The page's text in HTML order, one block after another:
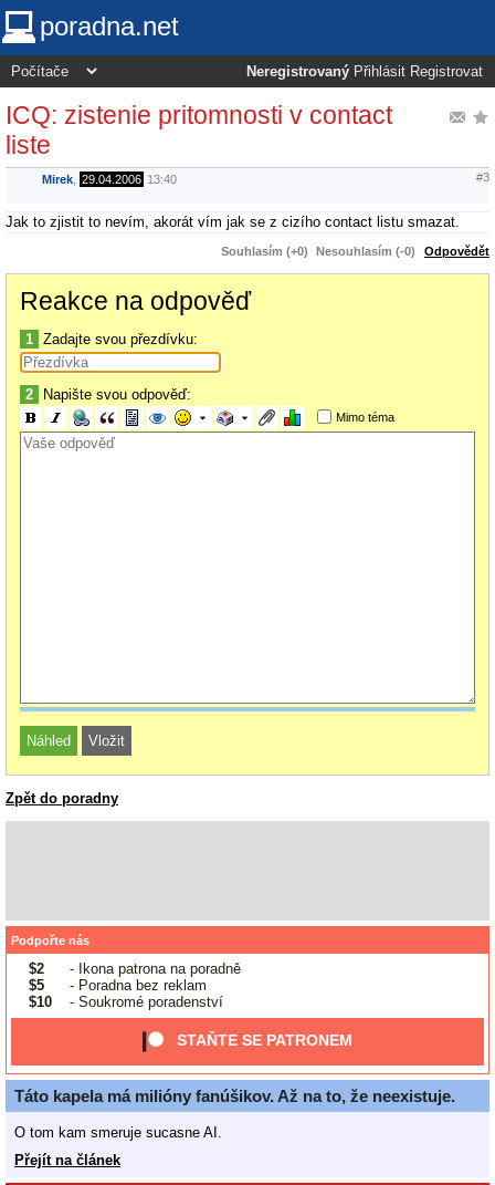
poradna.net
Neregistrovaný Přihlásit Registrovat
ICQ: zistenie pritomnosti v contact
liste
Mirek 29.04.2006 13:40 #3
Jak to zjistit to nevím, akorát vím jak se z cizího contact listu smazat.
Souhlasím (+0) Nesouhlasím (-0) Odpovědět
Reakce na odpověď
1 Zadajte svou přezdívku:
2 Napište svou odpověď:
Mimo téma
Zpět do poradny
Podpořte nás
$2
- Ikona patrona na poradně
$5
- Poradna bez reklam
$10
- Soukromé poradenství
STAŇTE SE PATRONEM
Táto kapela má milióny fanúšikov. Až na to, že neexistuje.
O tom kam smeruje sucasne AI.
Přejít na článek